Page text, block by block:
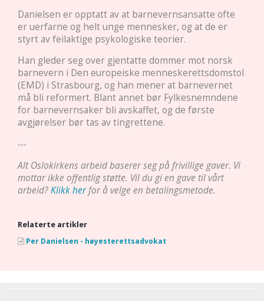
Danielsen er opptatt av at barnevernsansatte ofte
er uerfarne og helt unge mennesker, og at de er
styrt av feilaktige psykologiske teorier.
Han gleder seg over gjentatte dommer mot norsk
barnevern i Den europeiske menneskerettsdomstol
(EMD) i Strasbourg, og han mener at barnevernet
må bli reformert. Blant annet bør Fylkesnemndene
for barnevernsaker bli avskaffet, og de første
avgjørelser bør tas av tingrettene.
---
Alt Oslokirkens arbeid baserer seg på frivillige gaver. Vi
mottar ikke offentlig støtte. Vil du gi en gave til vårt
arbeid?Klikk herfor å velge en betalingsmetode.
Relaterte artikler
Per Danielsen - høyesterettsadvokat